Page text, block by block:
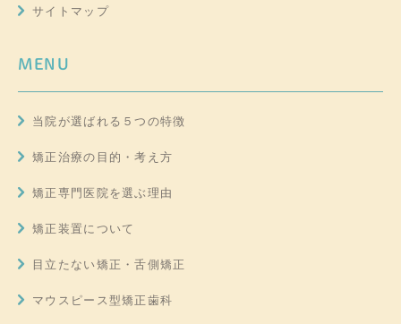
サイトマップ
MENU
当院が選ばれる５つの特徴
矯正治療の目的・考え方
矯正専門医院を選ぶ理由
矯正装置について
目立たない矯正・舌側矯正
マウスピース型矯正歯科